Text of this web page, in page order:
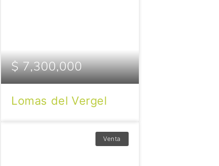
$ 7,300,000
Lomas del Vergel
Venta